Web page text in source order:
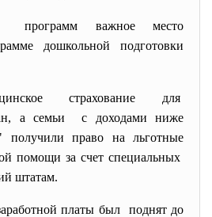
программ важное место
дошкольной подготовки
страхование для
а семьи с доходами ниже
получили право на льготные
помощи за счет специальных
штатам.
платы был поднят до